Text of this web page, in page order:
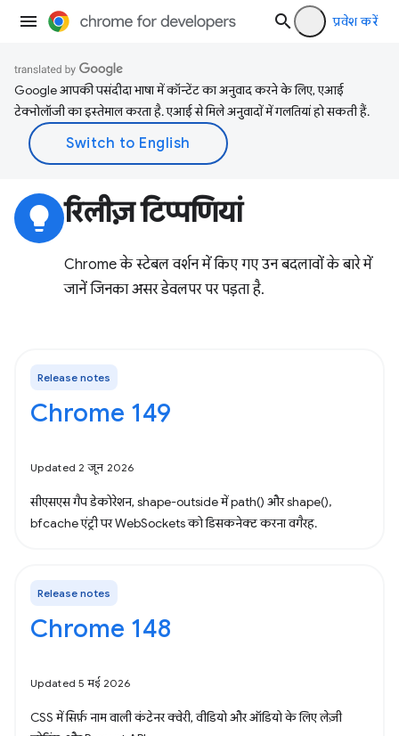
प्रवेश करें
Google आपकी पसंदीदा भाषा में कॉन्टेंट का अनुवाद करने के लिए, एआई
टेक्नोलॉजी का इस्तेमाल करता है. एआई से मिले अनुवादों में गलतियां हो सकती हैं.
lightbulb रिलीज़ टिप्पणियां
Chrome के स्टेबल वर्शन में किए गए उन बदलावों के बारे में
जानें जिनका असर डेवलपर पर पड़ता है.
Release notes
Chrome 149
Updated 2 जून 2026
सीएसएस गैप डेकोरेशन, shape-outside में path() और shape(),
bfcache एंट्री पर WebSockets को डिसकनेक्ट करना वगैरह.
Release notes
Chrome 148
Updated 5 मई 2026
CSS में सिर्फ़ नाम वाली कंटेनर क्वेरी, वीडियो और ऑडियो के लिए लेज़ी